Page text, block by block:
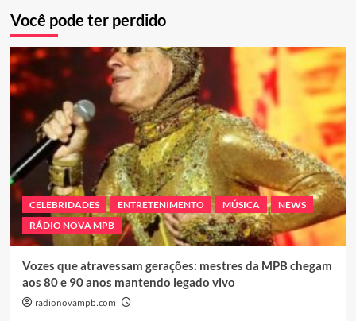
Você pode ter perdido
CELEBRIDADES ENTRETENIMENTO MÚSICA
NEWS
RÁDIO NOVA MPB
Vozes que atravessam gerações: mestres da MPB chegam
aos 80 e 90 anos mantendo legado vivo
radionovampb.com